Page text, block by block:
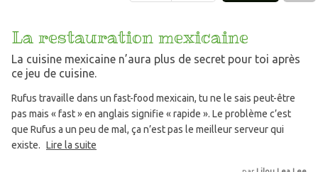
La restauration mexicaine
La cuisine mexicaine n’aura plus de secret pour toi après
ce jeu de cuisine.
Rufus travaille dans un fast-food mexicain, tu ne le sais peut-être
pas mais « fast » en anglais signifie « rapide ». Le problème c’est
que Rufus a un peu de mal, ça n’est pas le meilleur serveur qui
existe. Lire la suite